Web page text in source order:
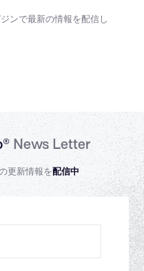
ンで最新の情報を配信し
News Letter
更新情報を配信中